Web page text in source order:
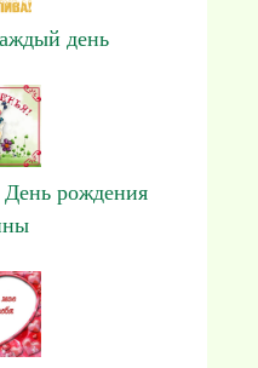
день
рождения